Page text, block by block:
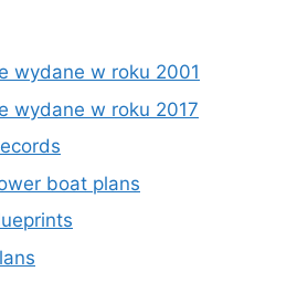
wydane w roku 2001
wydane w roku 2017
boat plans